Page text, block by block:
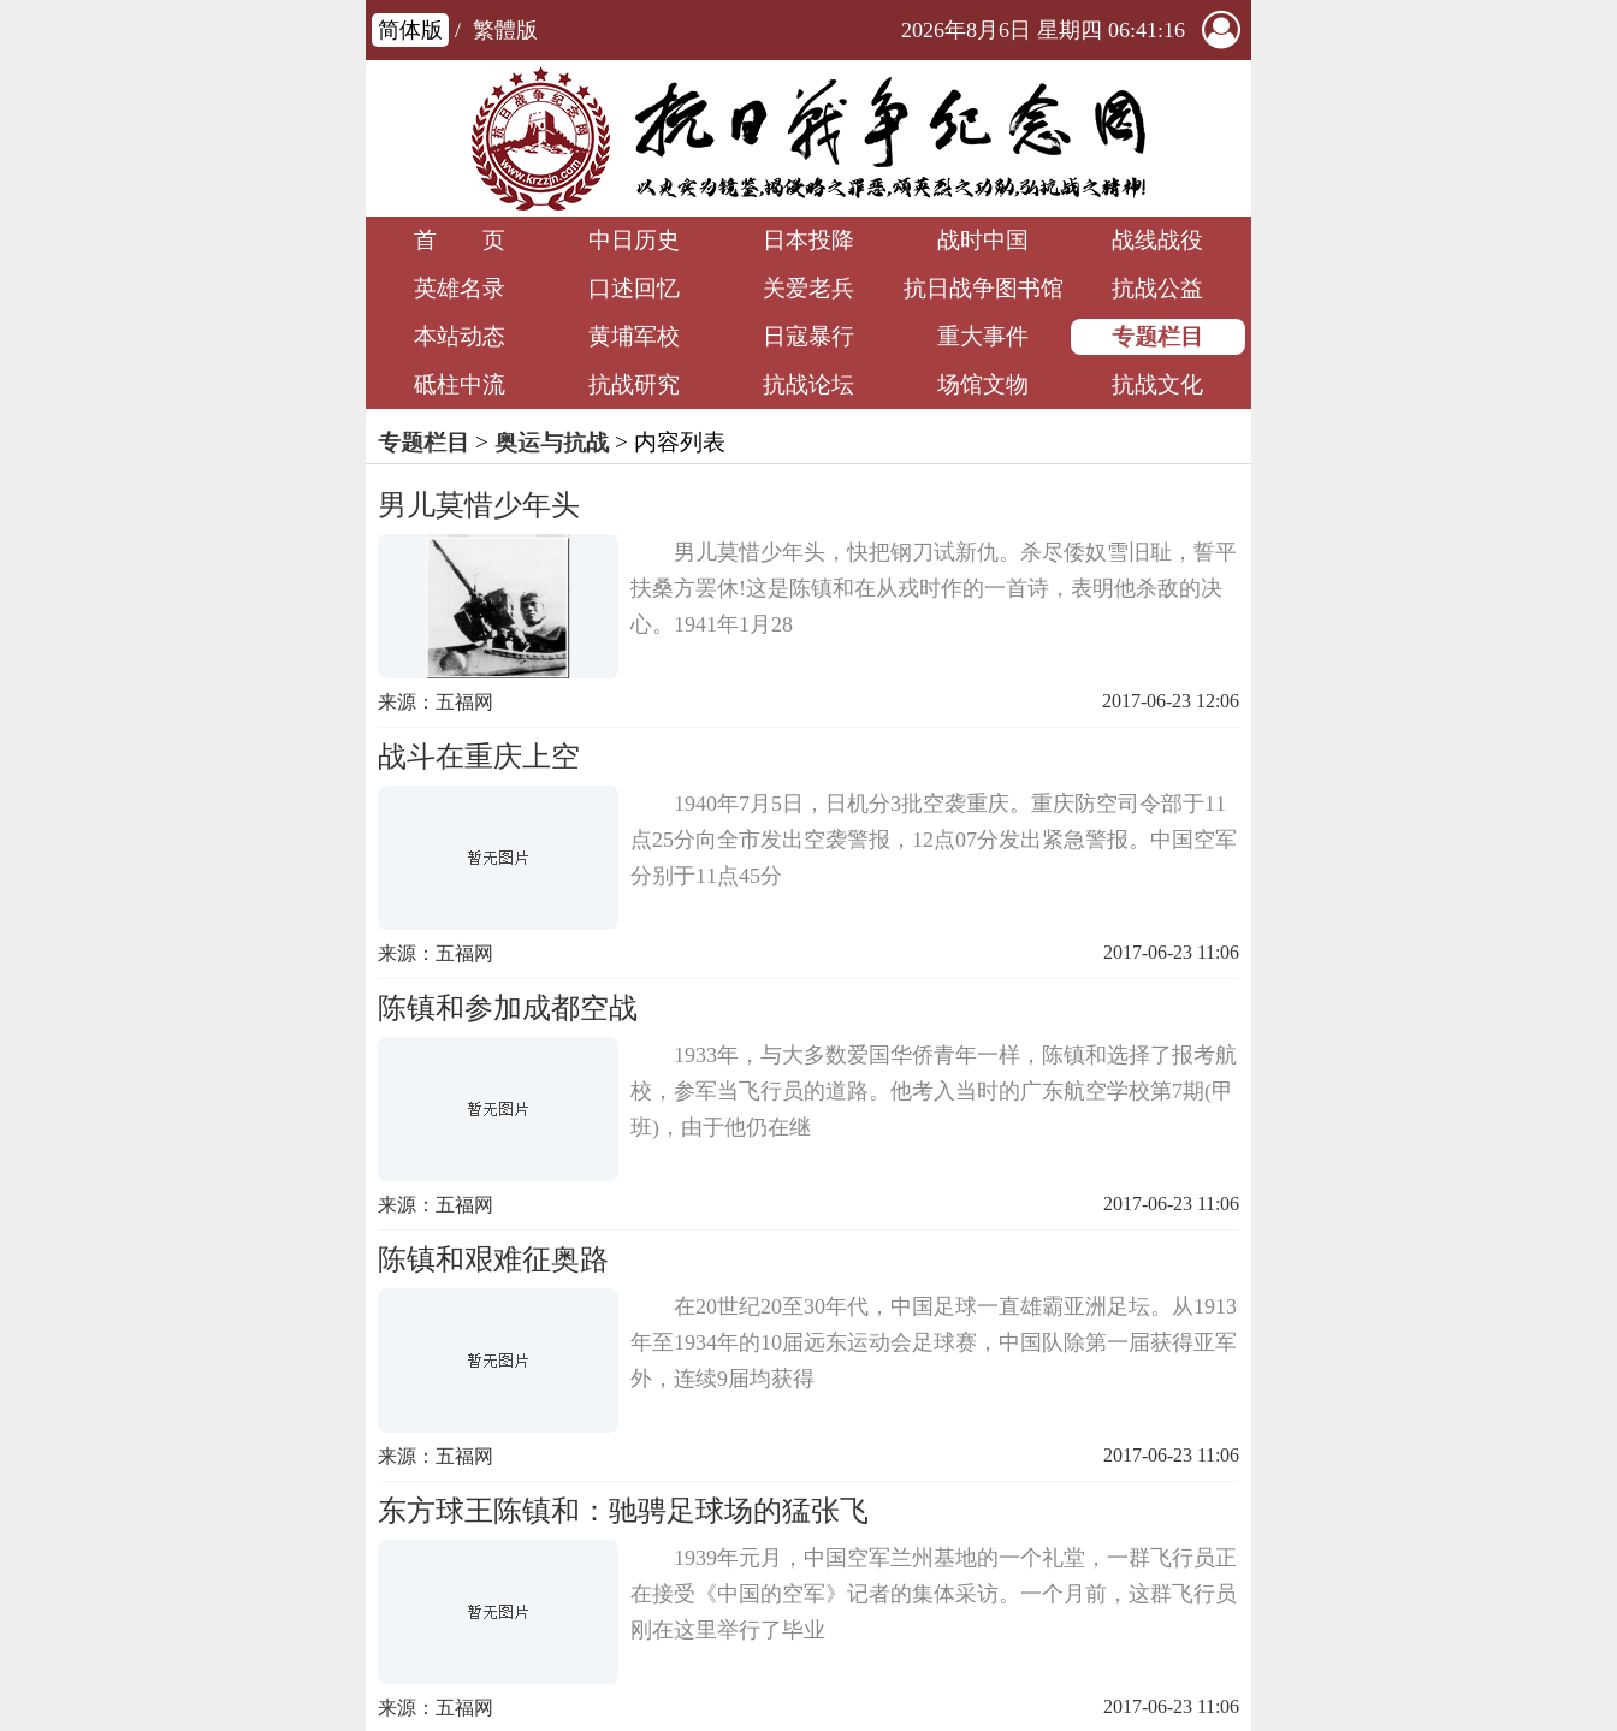
简体版 / 繁體版 2026年8月6日 星期四 06:41:17
首 页 中日历史 日本投降 战时中国
战线战役
英雄名录
口述回忆 关爱老兵 抗日战争图书馆
抗战公益
本站动态
黄埔军校 日寇暴行 重大事件
专题栏目
砥柱中流
抗战研究 抗战论坛 场馆文物 抗战文化
专题栏目 > 奥运与抗战> 内容列表
男儿莫惜少年头
男儿莫惜少年头，快把钢刀试新仇。杀尽倭奴雪旧耻，誓平
扶桑方罢休!这是陈镇和在从戎时作的一首诗，表明他杀敌的决
心。1941年1月28
来源：五福网 2017-06-23 12:06
战斗在重庆上空
1940年7月5日，日机分3批空袭重庆。重庆防空司令部于11
点25分向全市发出空袭警报，12点07分发出紧急警报。中国空军
分别于11点45分
来源：五福网 2017-06-23 11:06
陈镇和参加成都空战
1933年，与大多数爱国华侨青年一样，陈镇和选择了报考航
校，参军当飞行员的道路。他考入当时的广东航空学校第7期(甲
班)，由于他仍在继
来源：五福网 2017-06-23 11:06
陈镇和艰难征奥路
在20世纪20至30年代，中国足球一直雄霸亚洲足坛。从1913
年至1934年的10届远东运动会足球赛，中国队除第一届获得亚军
外，连续9届均获得
来源：五福网 2017-06-23 11:06
东方球王陈镇和：驰骋足球场的猛张飞
1939年元月，中国空军兰州基地的一个礼堂，一群飞行员正
在接受《中国的空军》记者的集体采访。一个月前，这群飞行员
刚在这里举行了毕业
来源：五福网 2017-06-23 11:06